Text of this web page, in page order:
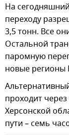
На
переходу
3,5 тонн. Все
Остальной
паромную
новые регионы
проходит
Херсонской
пути – семь